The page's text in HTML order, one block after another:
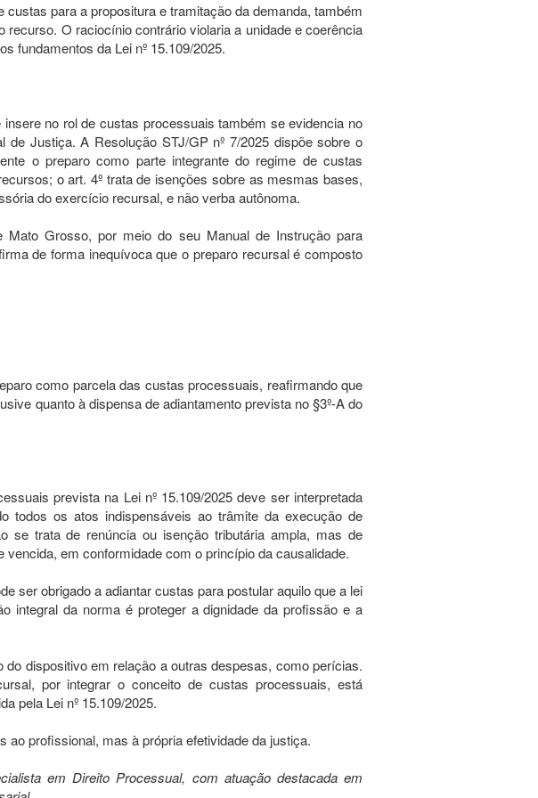
para a propositura e tramitação da demanda, também
recurso. O raciocínio contrário violaria a unidade e coerência
fundamentos da Lei nº 15.109/2025.
no rol de custas processuais também se evidencia no
de Justiça. A Resolução STJ/GP nº 7/2025 dispõe sobre o
o preparo como parte integrante do regime de custas
o art. 4º trata de isenções sobre as mesmas bases,
do exercício recursal, e não verba autônoma.
Mato Grosso, por meio do seu Manual de Instrução para
de forma inequívoca que o preparo recursal é composto
como parcela das custas processuais, reafirmando que
quanto à dispensa de adiantamento prevista no §3º-A do
prevista na Lei nº 15.109/2025 deve ser interpretada
todos os atos indispensáveis ao trâmite da execução de
se trata de renúncia ou isenção tributária ampla, mas de
em conformidade com o princípio da causalidade.
ser obrigado a adiantar custas para postular aquilo que a lei
integral da norma é proteger a dignidade da profissão e a
dispositivo em relação a outras despesas, como perícias.
por integrar o conceito de custas processuais, está
pela Lei nº 15.109/2025.
ao profissional, mas à própria efetividade da justiça.
em Direito Processual, com atuação destacada em